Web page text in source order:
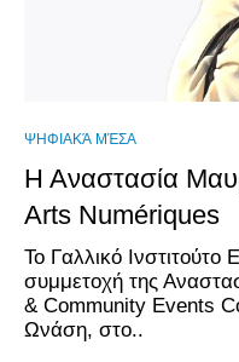
ΨΗΦΙΑΚΆ ΜΈΣΑ
Η Αναστασία
Arts Numériques
Το Γαλλικό Ινστιτούτο
συμμετοχή της
& Community Events
Ωνάση, στο..